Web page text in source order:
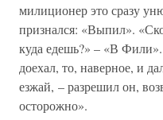
милиционер это сразу
признался: «Выпил».
куда едешь?» – «В
доехал, то, наверное, и
езжай, – разрешил он,
осторожно».